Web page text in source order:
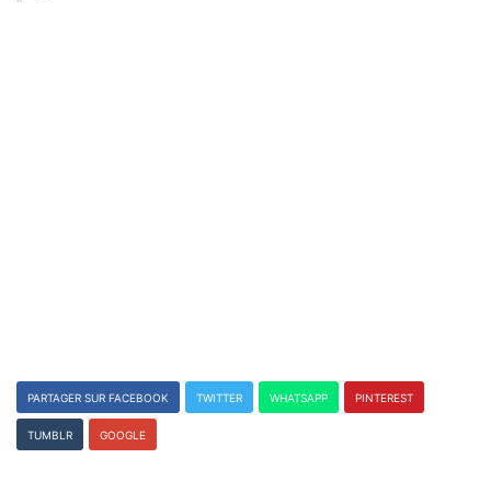
PARTAGER SUR FACEBOOK TWITTER WHATSAPP PINTEREST
TUMBLR GOOGLE